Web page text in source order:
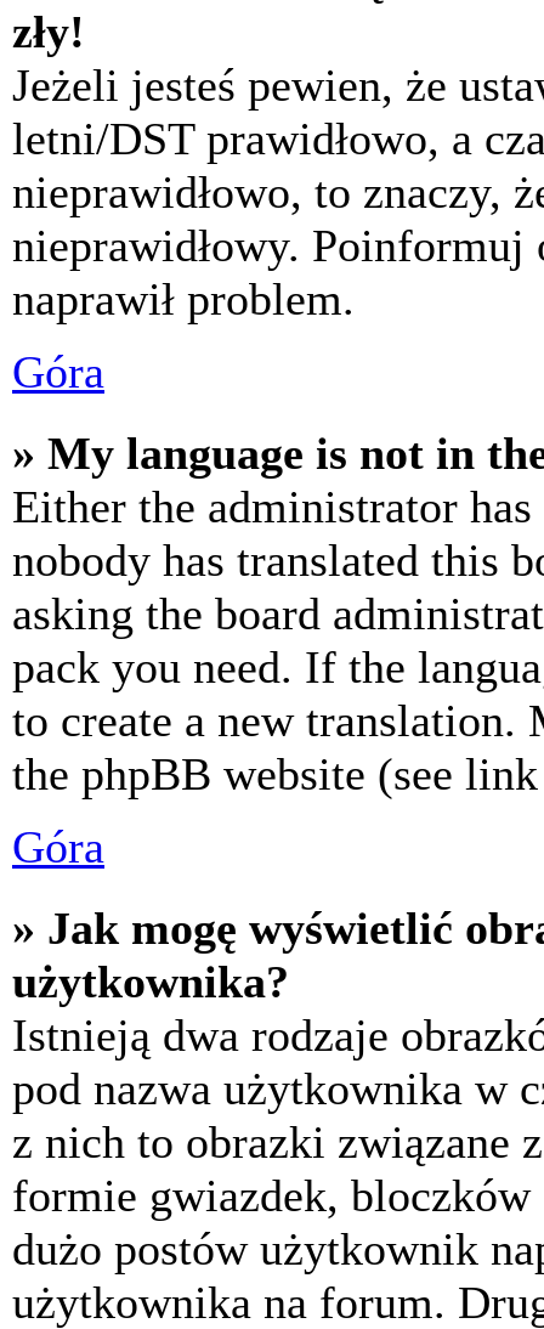
zły!
Jeżeli jesteś pewien, że
letni/DST prawidłowo, a
nieprawidłowo, to znaczy,
nieprawidłowy.
naprawił problem.
Góra
» My language is not in
Either the administrator
nobody has translated this
asking the board
pack you need. If the
to create a new
the phpBB website (see
Góra
» Jak mogę wyświetlić
użytkownika?
Istnieją dwa rodzaje
pod nazwa użytkownika w
z nich to obrazki związane
formie gwiazdek,
dużo postów użytkownik
użytkownika na forum.